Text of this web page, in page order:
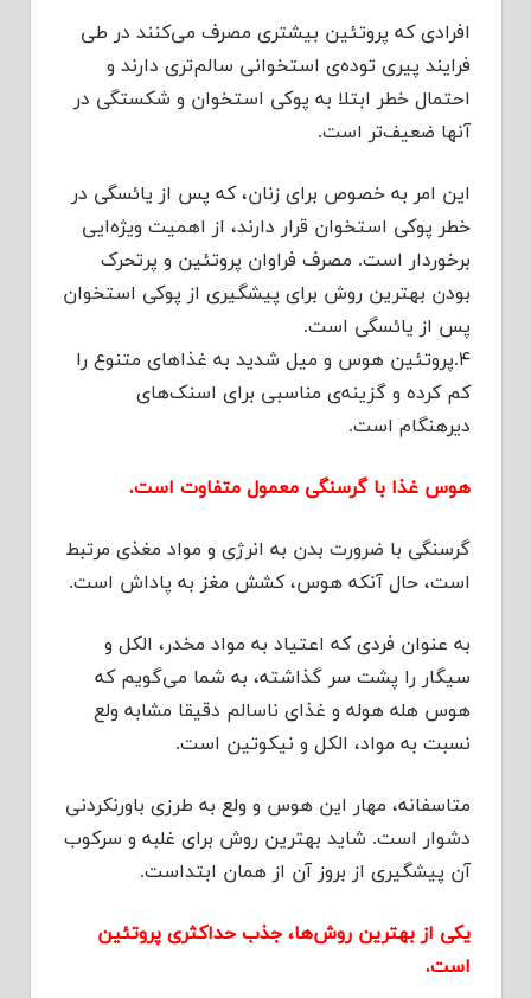
افرادی که پروتئین بیشتری مصرف می‌کنند در طی
فرایند پیری توده‌ی استخوانی سالم‌تری دارند و
احتمال خطر ابتلا به پوکی استخوان و شکستگی در
آنها ضعیف‌تر است.
این امر به خصوص برای زنان، که پس از یائسگی در
خطر پوکی استخوان قرار دارند، از اهمیت ویژه‌ایی
برخوردار است. مصرف فراوان پروتئین و پرتحرک
بودن بهترین روش برای پیشگیری از پوکی استخوان
پس از یائسگی است.
۴.پروتئین هوس و میل شدید به غذاهای متنوع را
کم کرده و گزینه‌ی مناسبی برای اسنک‌های
دیرهنگام است.
هوس غذا با گرسنگی معمول متفاوت است.
گرسنگی با ضرورت بدن به انرژی و مواد مغذی مرتبط
است، حال آنکه هوس، کشش مغز به پاداش است.
به عنوان فردی که اعتیاد به مواد مخدر، الکل و
سیگار را پشت سر گذاشته، به شما می‌گویم که
هوس هله هوله و غذای ناسالم دقیقا مشابه ولع
نسبت به مواد، الکل و نیکوتین است.
متاسفانه، مهار این هوس و ولع به طرزی باورنکردنی
دشوار است. شاید بهترین روش برای غلبه و سرکوب
آن پیشگیری از بروز آن از همان ابتداست.
یکی از بهترین روش‌ها، جذب حداکثری پروتئین
است.